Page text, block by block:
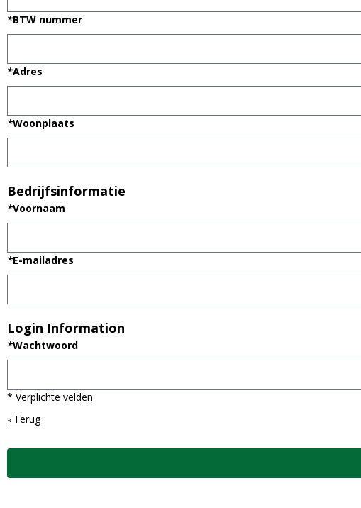
*BTW nummer
*Adres
*Woonplaats
Bedrijfsinformatie
*Voornaam
*E-mailadres
Login Information
*Wachtwoord
* Verplichte velden
« Terug